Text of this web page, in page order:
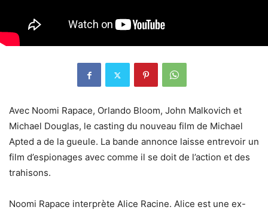
Avec Noomi Rapace, Orlando Bloom, John Malkovich et
Michael Douglas, le casting du nouveau film de Michael
Apted a de la gueule. La bande annonce laisse entrevoir un
film d’espionages avec comme il se doit de l’action et des
trahisons.
Noomi Rapace interprète Alice Racine. Alice est une ex-